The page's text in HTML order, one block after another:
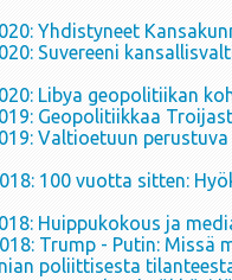
Yhdistyneet
Suvereeni
Libya geopolitiikan
Geopolitiikkaa
Valtioetuun perustuva
100 vuotta sitten:
Huippukokous ja
Trump - Putin: Missä
poliittisesta